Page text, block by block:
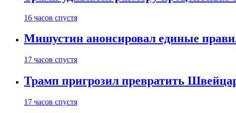
16 часов спустя
Мишустин анонсировал единые
17 часов спустя
Трамп пригрозил превратить
17 часов спустя